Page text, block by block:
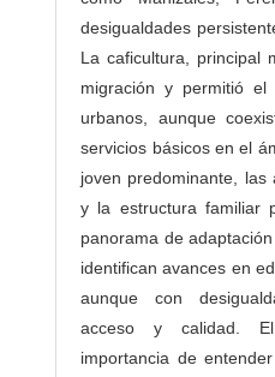
desigualdades
La caficultura, principal
migración y permitió el
urbanos, aunque
servicios básicos en el
joven predominante, las
y la estructura familiar
panorama de
identifican avances en
aunque con
acceso y calidad.
importancia de